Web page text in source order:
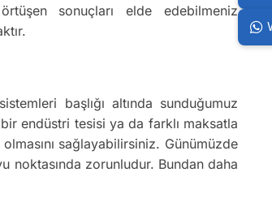
sonuçları elde edebilmeniz
başlığı altında sunduğumuz
endüstri tesisi ya da farklı maksatla
sağlayabilirsiniz. Günümüzde
noktasında zorunludur. Bundan daha